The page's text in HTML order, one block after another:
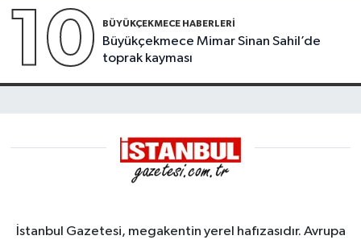
10 BÜYÜKÇEKMECE HABERLERI
Büyükçekmece Mimar Sinan Sahil’de
toprak kayması
İstanbul Gazetesi, megakentin yerel hafızasıdır. Avrupa